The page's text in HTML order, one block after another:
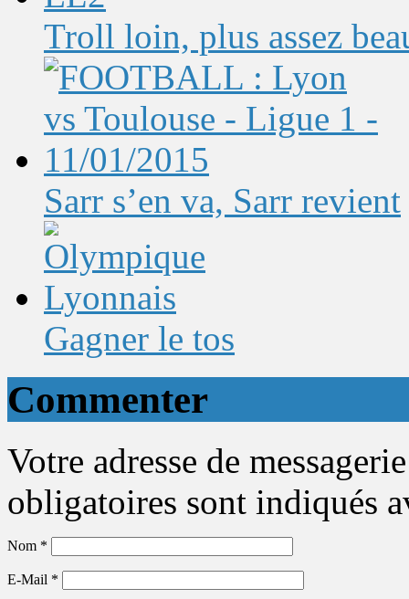
Troll loin, plus assez
Sarr s’en va, Sarr revient
Gagner le tos
Commenter
Votre adresse de
obligatoires sont indiqués
Nom *
E-Mail *